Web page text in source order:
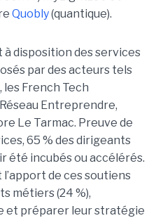
Quobly(quantique).
à disposition des services
par des acteurs tels
les French Tech
Entreprendre,
Le Tarmac. Preuve de
65 % des dirigeants
été incubés ou accélérés.
de ces soutiens
métiers (24 %),
et préparer leur stratégie